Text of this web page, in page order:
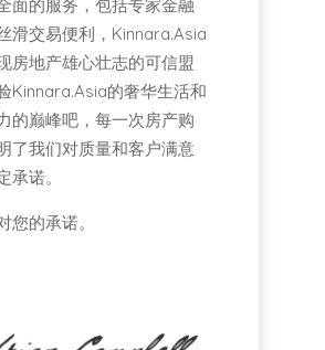
面的服务，包括专家金融
滑交易便利，Kinnara.Asia
房地产雄心壮志的可信盟
Kinnara.Asia的奢华生活和
的巅峰吧，每一次房产购
了我们对质量和客户满意
承诺。
您的承诺。